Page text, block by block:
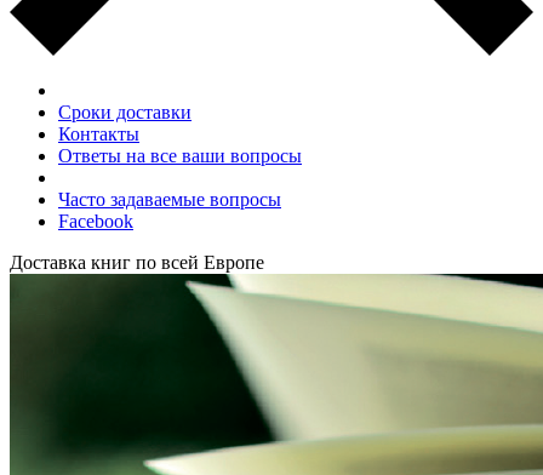
Сроки доставки
Контакты
Ответы на все ваши вопросы
Часто задаваемые вопросы
Facebook
Доставка книг по всей Европе